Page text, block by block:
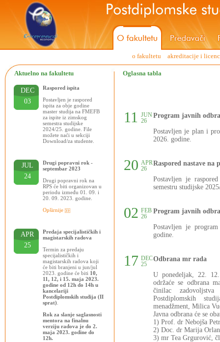
o fakultetu akreditacije i
Aktuelno na fakultetu Oglasna tabla
DEC
03
Raspored ispita
Postavljen je raspored
ispita za obje godine
master studija na FMEFB
za ispite iz zimskog
semestra studijske
2024/25. godine. File
možete naći u sekciji
Download/za studente.
JUL
24
Drugi popravni rok -
septembar 2023
Drugi popravni rok na
RPS će biti organizovan u
periodu između 01. 09. i
20. 09. 2023. godine.
Opširnije
APR
25
Predaja specijalističkih i
magistarskih radova
Termin za predaju
specijalističkih i
magistarskih radova koji
će biti branjeni u jun/jul
2023. godine će biti 10,
11, 12, i 15. maja 2023.
godine od 12h do 14h u
kancelariji
Postdiplomskih studija (II
sprat)
Rok za slanje saglasnosti
mentora na finalnu
verziju radova je do 2.
maja 2023. godine do
12h.
11
JUN
26
Program javnih
Postavljen je plan i
2026. godine.
20 APR
26
Raspored nastave na
Postavljen je
semestru studijske
02 FEB
26
Program javnih
Postavljen je
godine.
17 DEC
25
Odbrana mr rada
U ponedeljak, 22.
održaće se odbrana
činilac
Postdiplomskih
menadžment, Milica
Javna odbrana će se
1) Prof. dr Nebojša
2) Doc. dr Marija
3) mr Tea Grgurović,